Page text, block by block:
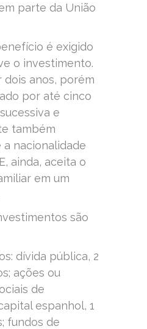
parte da União
é exigido
o investimento.
dois anos, porém
por até cinco
e
também
nacionalidade
ainda, aceita o
em um
são
dívida pública, 2
ações ou
de
espanhol, 1
fundos de